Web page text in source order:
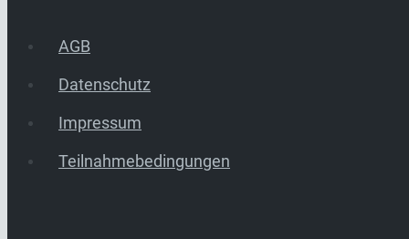
AGB
Datenschutz
Impressum
Teilnahmebedingungen